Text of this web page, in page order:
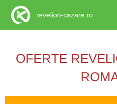
OFERTE
revelion-cazare.ro